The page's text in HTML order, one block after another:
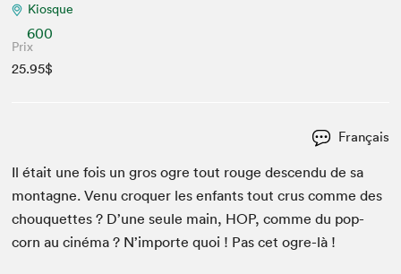
Kiosque
600
Prix
25.95$
Français
Il était une fois un gros ogre tout rouge descen­du de sa
mon­tagne. Venu cro­quer les enfants tout crus comme des
chou­quettes ? D’une seule main, HOP, comme du pop-
corn au ciné­ma ? N’im­porte quoi ! Pas cet ogre-là !